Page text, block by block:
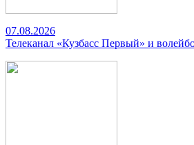
07.08.2026
Телеканал «Кузбасс Первый» и